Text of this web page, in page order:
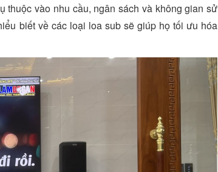
thuộc vào nhu cầu, ngân sách và không gian sử
biết về các loại loa sub sẽ giúp họ tối ưu hóa